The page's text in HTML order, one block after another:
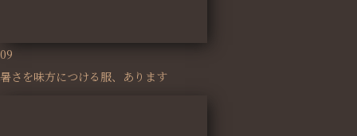
09
暑さを味方につける服、あります